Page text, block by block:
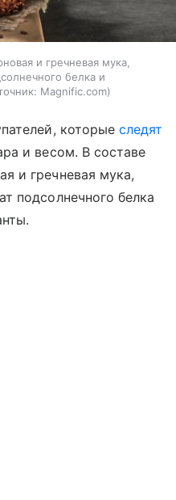
и гречневая мука,
белка и
Magnific.com
которыеследят
и весом. В составе
и гречневая мука,
подсолнечного белка